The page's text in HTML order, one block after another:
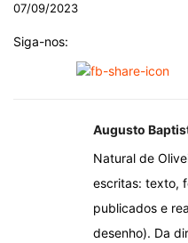
07/09/2023
Siga-nos:
Augusto
Natural de
escritas: texto,
publicados e
desenho). Da